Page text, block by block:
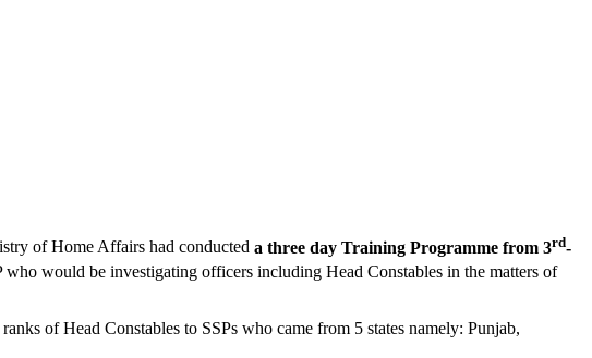
of Home Affairs had conducted a three day Training Programme from 3rd-
would be investigating officers including Head Constables in the matters of
of Head Constables to SSPs who came from 5 states namely: Punjab,